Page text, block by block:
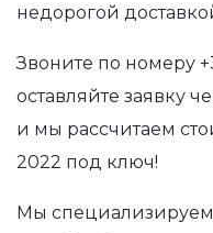
недорогой
Звоните по номеру
оставляйте заявку
и мы рассчитаем
2022 под ключ!
Мы